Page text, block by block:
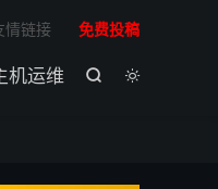


机运维
情链接 免费投稿